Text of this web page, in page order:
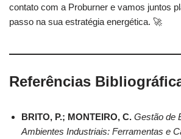
contato com a Proburner e vamos juntos
passo na sua estratégia energética. 🚀
Referências
BRITO, P.; MONTEIRO, C. Gestão de
Ambientes Industriais: Ferramentas e